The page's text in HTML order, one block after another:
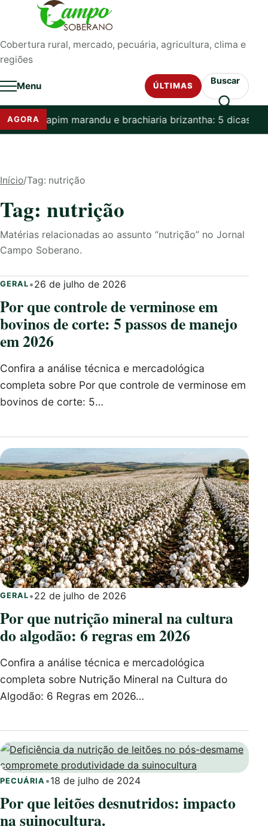
Pular para o conteúdo
Cobertura rural, mercado, pecuária, agricultura, clima e
regiões
Menu ÚLTIMAS
Buscar
AGORA
capim marandu e brachiaria brizantha: 5 dicas de
Início/Tag: nutrição
Tag: nutrição
Matérias relacionadas ao assunto “nutrição” no Jornal
Campo Soberano.
GERAL •26 de julho de 2026
Por que controle de verminose em
bovinos de corte: 5 passos de manejo
em 2026
Confira a análise técnica e mercadológica
completa sobre Por que controle de verminose em
bovinos de corte: 5…
GERAL •22 de julho de 2026
Por que nutrição mineral na cultura
do algodão: 6 regras em 2026
Confira a análise técnica e mercadológica
completa sobre Nutrição Mineral na Cultura do
Algodão: 6 Regras em 2026…
PECUÁRIA •18 de julho de 2024
Por que leitões desnutridos: impacto
na suinocultura.